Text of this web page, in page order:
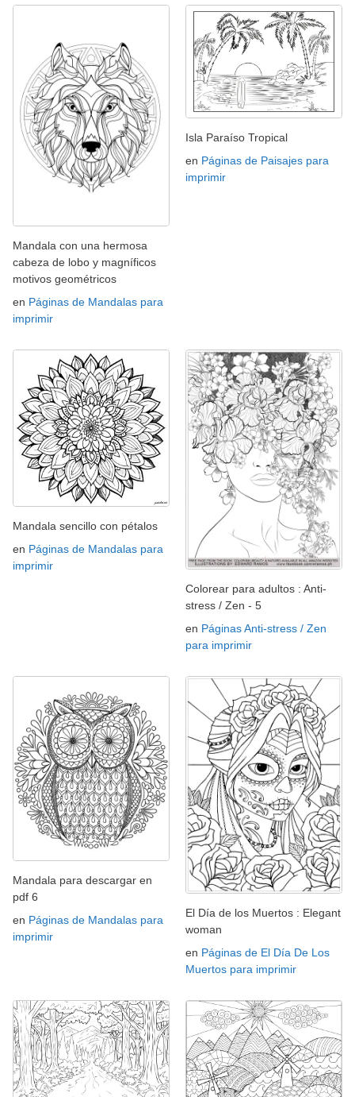
Mandala con una hermosa
cabeza de lobo y magníficos
motivos geométricos
en Páginas de Mandalas para
imprimir
Isla Paraíso Tropical
en Páginas de Paisajes para
imprimir
Mandala sencillo con pétalos
en Páginas de Mandalas para
imprimir
Colorear para adultos : Anti-
stress / Zen - 5
en Páginas Anti-stress / Zen
para imprimir
Mandala para descargar en
pdf 6
en Páginas de Mandalas para
imprimir
El Día de los Muertos : Elegant
woman
en Páginas de El Día De Los
Muertos para imprimir